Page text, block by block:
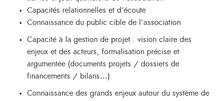
Capacités relationnelles et d’écoute
Connaissance du public cible de l’association
Capacité à la gestion de projet : vision claire des
enjeux et des acteurs, formalisation précise et
argumentée (documents projets / dossiers de
financements / bilans…)
Connaissance des grands enjeux autour du système de